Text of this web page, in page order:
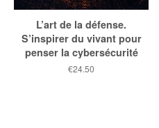
L’art de la défense.
S’inspirer du vivant pour
penser la cybersécurité
Prix
€24.50